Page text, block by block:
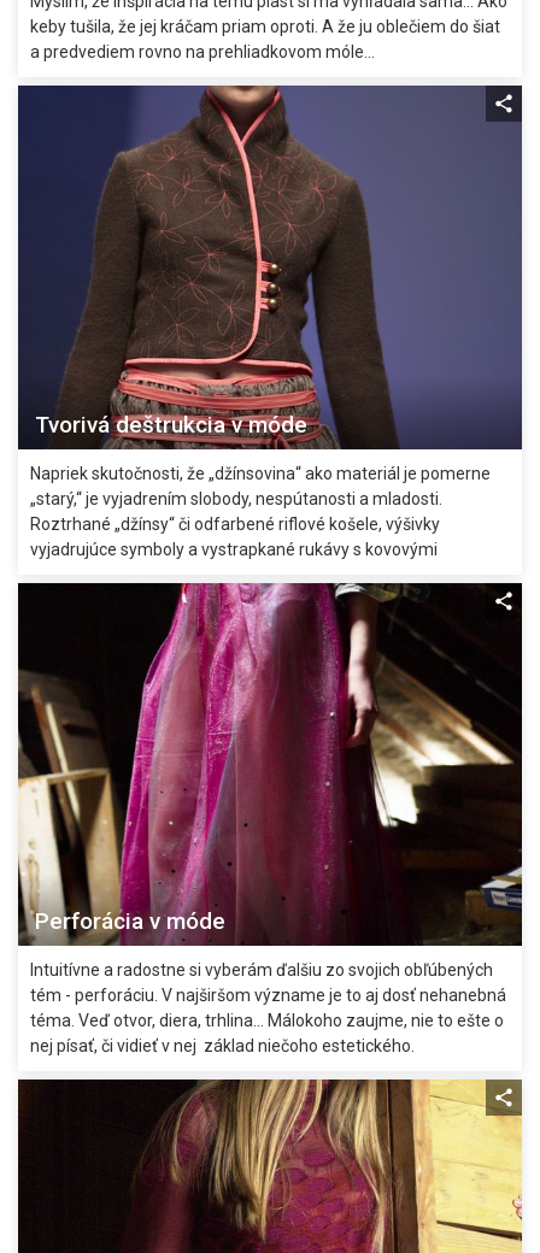
keby tušila, že jej kráčam priam oproti. A že ju oblečiem do šiat
a predvediem rovno na prehliadkovom móle...
Tvorivá deštrukcia v móde
Napriek skutočnosti, že „džínsovina“ ako materiál je pomerne
„starý,“ je vyjadrením slobody, nespútanosti a mladosti.
Roztrhané „džínsy“ či odfarbené riflové košele, výšivky
vyjadrujúce symboly a vystrapkané rukávy s kovovými
Perforácia v móde
Intuitívne a radostne si vyberám ďalšiu zo svojich obľúbených
tém - perforáciu. V najširšom význame je to aj dosť nehanebná
téma. Veď otvor, diera, trhlina… Málokoho zaujme, nie to ešte o
nej písať, či vidieť v nej základ niečoho estetického.